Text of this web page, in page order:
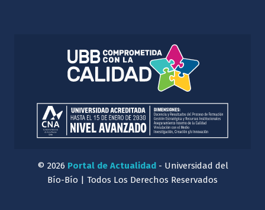
© 2026 Portal de Actualidad- Universidad del
Bío-Bío | Todos Los Derechos Reservados